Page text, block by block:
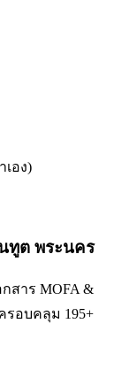
อง)
ทูต พระนคร
กสาร MOFA &
อบคลุม 195+